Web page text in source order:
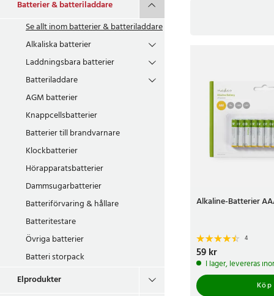
Batterier & batteriladdare
Se allt inombatterier & batteriladdare
Alkaliska batterier
Laddningsbara batterier
Batteriladdare
AGM batterier
Knappcellsbatterier
Batterier till brandvarnare
Klockbatterier
Hörapparatsbatterier
Dammsugarbatterier
Batteriförvaring & hållare
Batteritestare
Övriga batterier
Batteri storpack
Elprodukter
Vilse i
Batteriladdare
Laddbara batterier
hittar du ett stort
Har batterierna till
till marknadens
Behöver du
Alkaline-Batterier
4
Pris:59 kr
59 kr
I lager, levereras
Köp